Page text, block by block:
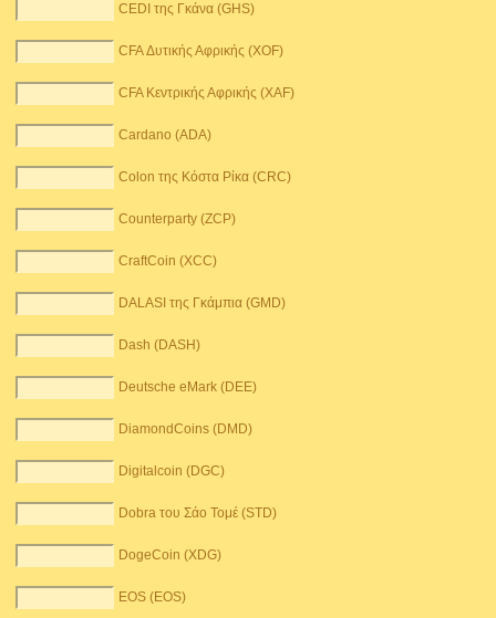
CEDI της Γκάνα (GHS)
CFA Δυτικής Αφρικής (XOF)
CFA Κεντρικής Αφρικής (XAF)
Cardano (ADA)
Colon της Κόστα Ρίκα (CRC)
Counterparty (ZCP)
CraftCoin (XCC)
DALASI της Γκάμπια (GMD)
Dash (DASH)
Deutsche eMark (DEE)
DiamondCoins (DMD)
Digitalcoin (DGC)
Dobra του Σάο Τομέ (STD)
DogeCoin (XDG)
EOS (EOS)